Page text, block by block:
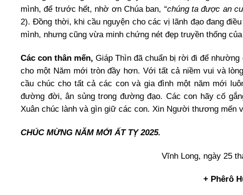
mình, để trước hết, nhờ ơn Chúa ban, “chúng ta được an
2). Đồng thời, khi cầu nguyện cho các vị lãnh đạo đang
mình, nhưng cũng vừa minh chứng nét đẹp truyền thống
Các con thân mến,Giáp Thìn đã chuẩn bị rời đi để
cho một Năm mới tròn đầy hơn. Với tất cả niềm vui và
cầu chúc cho tất cả các con và gia đình một năm mới
đường đời, ân sủng trong đường đạo. Các con hãy cố
Xuân chúc lành và gìn giữ các con. Xin Người thương mến
CHÚC MỪNG NĂM MỚI ẤT TỴ 2025.
Vĩnh Long, ngày 25
+ Phêrô